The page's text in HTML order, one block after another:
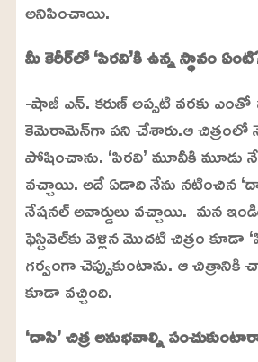
అనిపించాయి.
మీ కెరీర్‌లో ‘పిరవి’కి ఉన్న స్థానం
-షాజీ ఎన్. కరుణ్ అప్పటి వరకు ఎంతో
కెమెరామెన్‌గా పని చేశారు.ఆ చిత్రంలో
పోషించాను. ‘పిరవి’ మూవీకి మూడు
వచ్చాయి. అదే ఏడాది నేను నటించిన
నేషనల్ అవార్డులు వచ్చాయి. మన
ఫెస్టివెల్‌కు వెళ్లిన మొదటి చిత్రం కూడా
గర్వంగా చెప్పుకుంటాను. ఆ చిత్రానికి
కూడా వచ్చింది.
‘దాసి’ చిత్ర అనుభవాల్ని